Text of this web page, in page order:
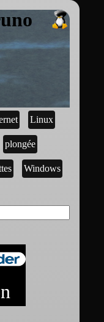
Linux
plongée
Windows